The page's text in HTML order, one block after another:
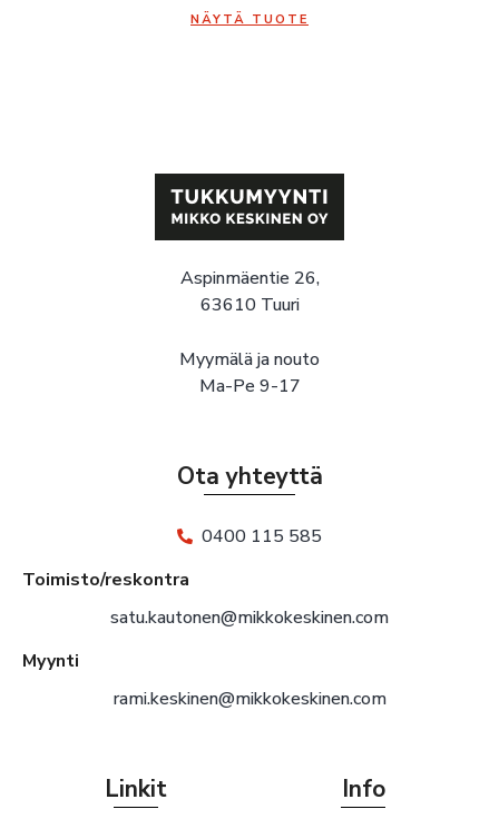
NÄYTÄ TUOTE
Aspinmäentie 26,
63610 Tuuri
Myymälä ja nouto
Ma-Pe 9-17
Ota yhteyttä
0400 115 585
Toimisto/reskontra
satu.kautonen@mikkokeskinen.com
Myynti
rami.keskinen@mikkokeskinen.com
Linkit Info